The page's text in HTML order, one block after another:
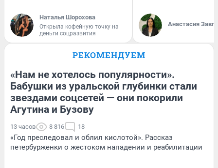
Наталья Шорохова
Открыла кофейную точку на
деньги соцразвития
Анастасия
РЕКОМЕНДУЕМ
«Нам не хотелось популярности».
Бабушки из уральской глубинки стали
звездами соцсетей — они покорили
Агутина и Бузову
13 часов 8 816 18
«Год преследовал и облил кислотой». Рассказ
петербурженки о жестоком нападении и реабилитации